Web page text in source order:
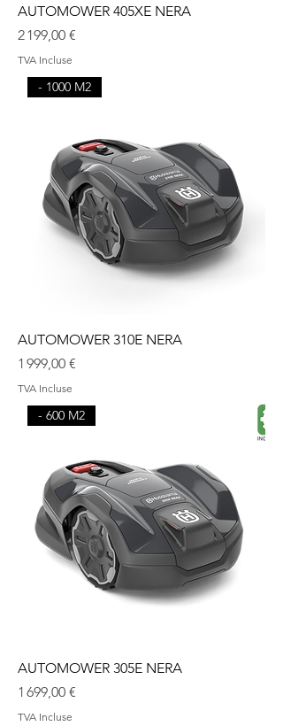
AUTOMOWER 405XE NERA
Prix
2 199,00 €
TVA Incluse
- 1000 M2
AUTOMOWER 310E NERA
Prix
1 999,00 €
TVA Incluse
- 600 M2
AUTOMOWER 305E NERA
Prix
1 699,00 €
TVA Incluse